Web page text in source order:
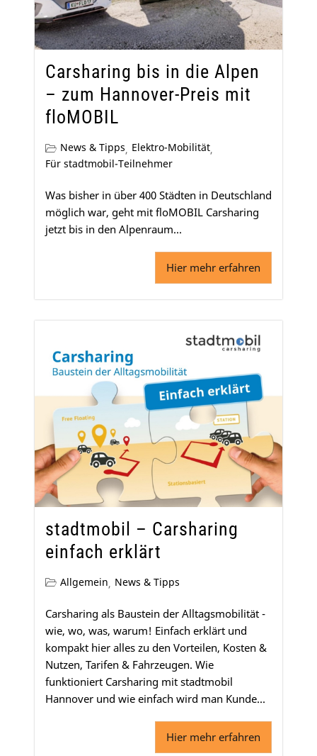
Carsharing bis in die Alpen
– zum Hannover-Preis mit
floMOBIL
News & Tipps, Elektro-Mobilität,
Für stadtmobil-Teilnehmer
Was bisher in über 400 Städten in Deutschland
möglich war, geht mit floMOBIL Carsharing
jetzt bis in den Alpenraum...
Hier mehr erfahren
stadtmobil – Carsharing
einfach erklärt
Allgemein, News & Tipps
Carsharing als Baustein der Alltagsmobilität -
wie, wo, was, warum! Einfach erklärt und
kompakt hier alles zu den Vorteilen, Kosten &
Nutzen, Tarifen & Fahrzeugen. Wie
funktioniert Carsharing mit stadtmobil
Hannover und wie einfach wird man Kunde...
Hier mehr erfahren